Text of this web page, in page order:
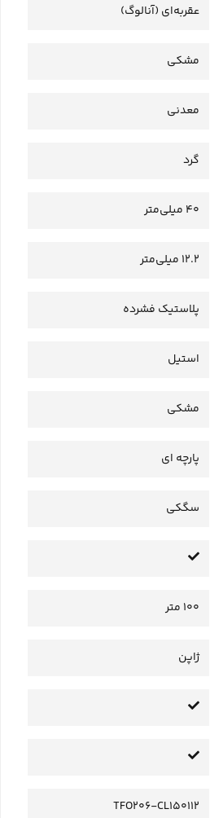
عقربه‌ای (آنالوگ)
مشکی
معدنی
گرد
40 میلی‌متر
12.2 میلی‌متر
پلاستیک فشرده
استیل
مشکی
پارچه ای
سگکی
100 متر
ژاپن
TFO206-CL150112